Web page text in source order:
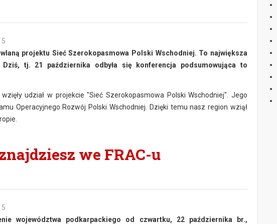
projektu Sieć Szerokopasmowa Polski Wschodniej. To największa
tj. 21 października odbyła się konferencja podsumowująca to
udział w projekcie "Sieć Szerokopasmowa Polski Wschodniej". Jego
Operacyjnego Rozwój Polski Wschodniej. Dzięki temu nasz region wziął
we FRAC-u
województwa podkarpackiego od czwartku, 22 października br.,